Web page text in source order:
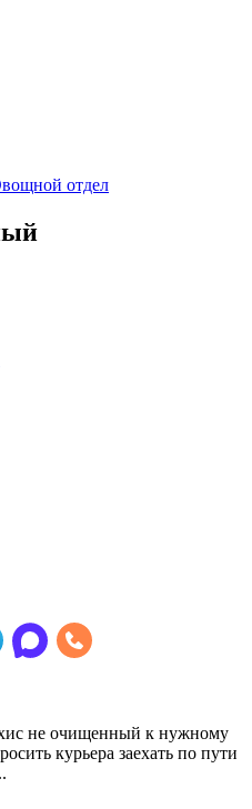
отдел
не очищенный к нужному
курьера заехать по пути